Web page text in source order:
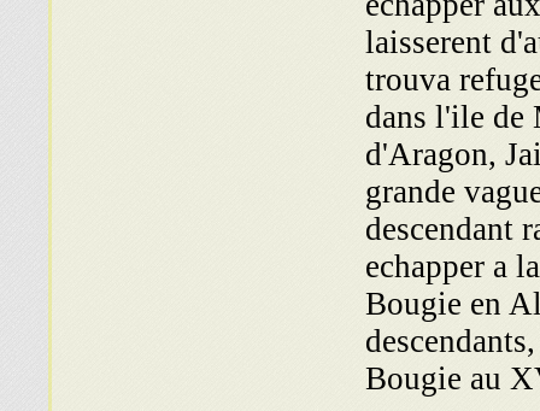
laisserent
trouva
dans l'ile de
d'Aragon,
grande
descendant
echapper a la
Bougie en
Bougie au